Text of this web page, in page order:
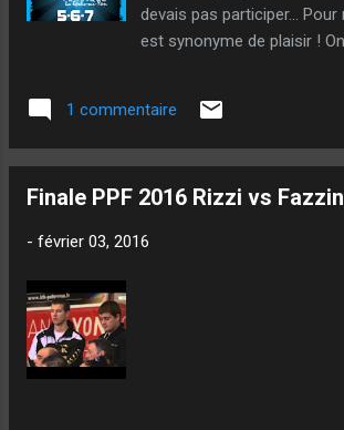
devais pas participer... Pour
est synonyme de plaisir !
étant régulier... On gagne
équipe de La Girondie (à
9... Avant... Ce n'était que
contre Jean Feltain (dit
1 commentaire
Finale PPF 2016 Rizzi vs
- février 03, 2016